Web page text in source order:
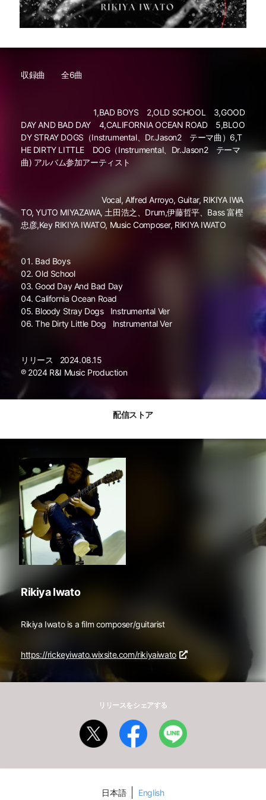
収録曲 全6曲
1,BAD BOYS 2,OLD SCHOOL 3,GOOD
DAY AND BAD DAY 4,CALIFORNIA OCEAN ROAD 5,BLOO
DY STRAY DOGS（Instrumental、Dr.Jason2 テーマ曲）6,T
HE DIRTY LITTLE DOG（Instrumental、Dr.Jason2 テーマ
曲) アルバム参加アーティスト
Vocal, Alfred Arroyo, Guitar, RIKIYA IWA
TO, YUTO MIYAZAWA, 土田浩之、Drum,伊藤哲平、Bass 富樫
忠彦,Key RIKIYA IWATO, Music Composer, RIKIYA IWATO
Bad Boys
Old School
Good Day And Bad Day
California Ocean Road
Bloody Stray Dogs
Instrumental Ver
The Dirty Little Dog
Instrumental Ver
リリース
2024.08.15
℗ 2024 R&I Music Production
配信ストア
Rikiya Iwato
Rikiya Iwato is a film composer/guitarist
https://rickeyiwato.wixsite.com/rikiyaiwato
リリースをシェアする
日本語 English